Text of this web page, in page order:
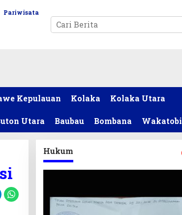
Pariwisata
Kepulauan Kolaka Kolaka Utara
Utara Baubau Bombana Wakatobi
Hukum